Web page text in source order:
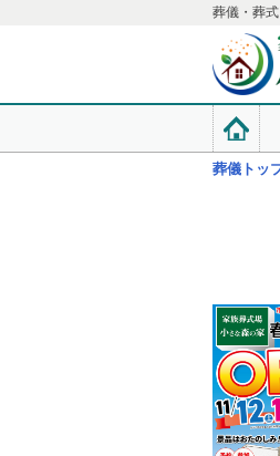
葬儀・葬
葬儀トッ